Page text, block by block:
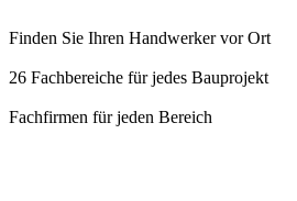
Finden Sie Ihren Handwerker vor Ort
26 Fachbereiche für jedes Bauprojekt
Fachfirmen für jeden Bereich